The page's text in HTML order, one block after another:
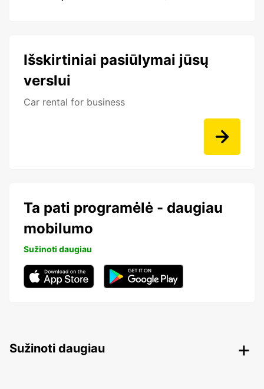
Išskirtiniai pasiūlymai jūsų
verslui
Car rental for business
Ta pati programėlė - daugiau
mobilumo
Sužinoti daugiau
Sužinoti daugiau